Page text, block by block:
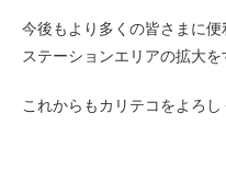
マイナ免許証
今後もより多くの皆さまに便
ステーションエリアの拡大を
これからもカリテコをよろし